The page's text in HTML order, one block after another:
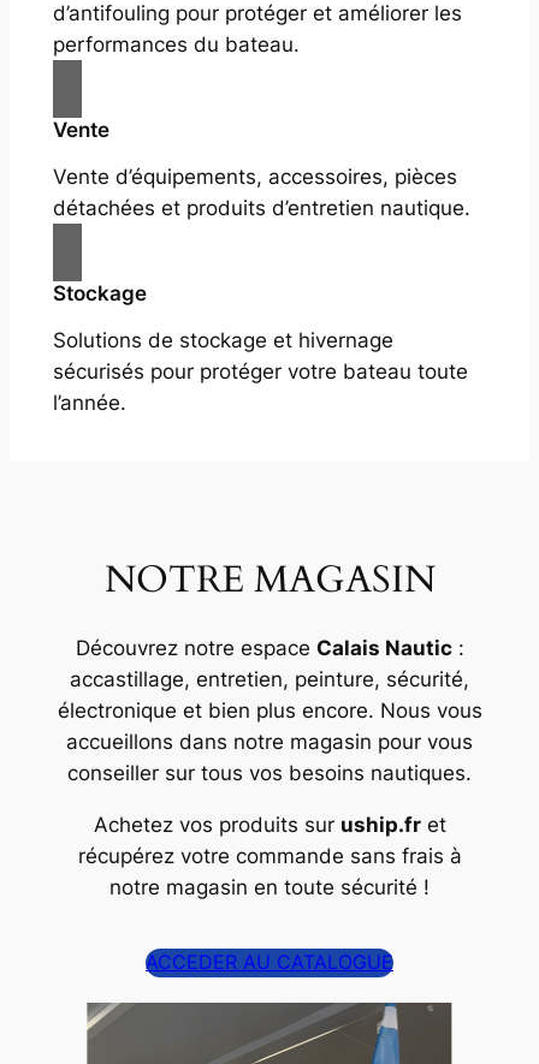
d’antifouling pour protéger et améliorer les
performances du bateau.
Vente
Vente d’équipements, accessoires, pièces
détachées et produits d’entretien nautique.
Stockage
Solutions de stockage et hivernage
sécurisés pour protéger votre bateau toute
l’année.
NOTRE MAGASIN
Découvrez notre espace Calais Nautic:
accastillage, entretien, peinture, sécurité,
électronique et bien plus encore. Nous vous
accueillons dans notre magasin pour vous
conseiller sur tous vos besoins nautiques.
Achetez vos produits sur uship.fret
récupérez votre commande sans frais à
notre magasin en toute sécurité !
ACCEDER AU CATALOGUE